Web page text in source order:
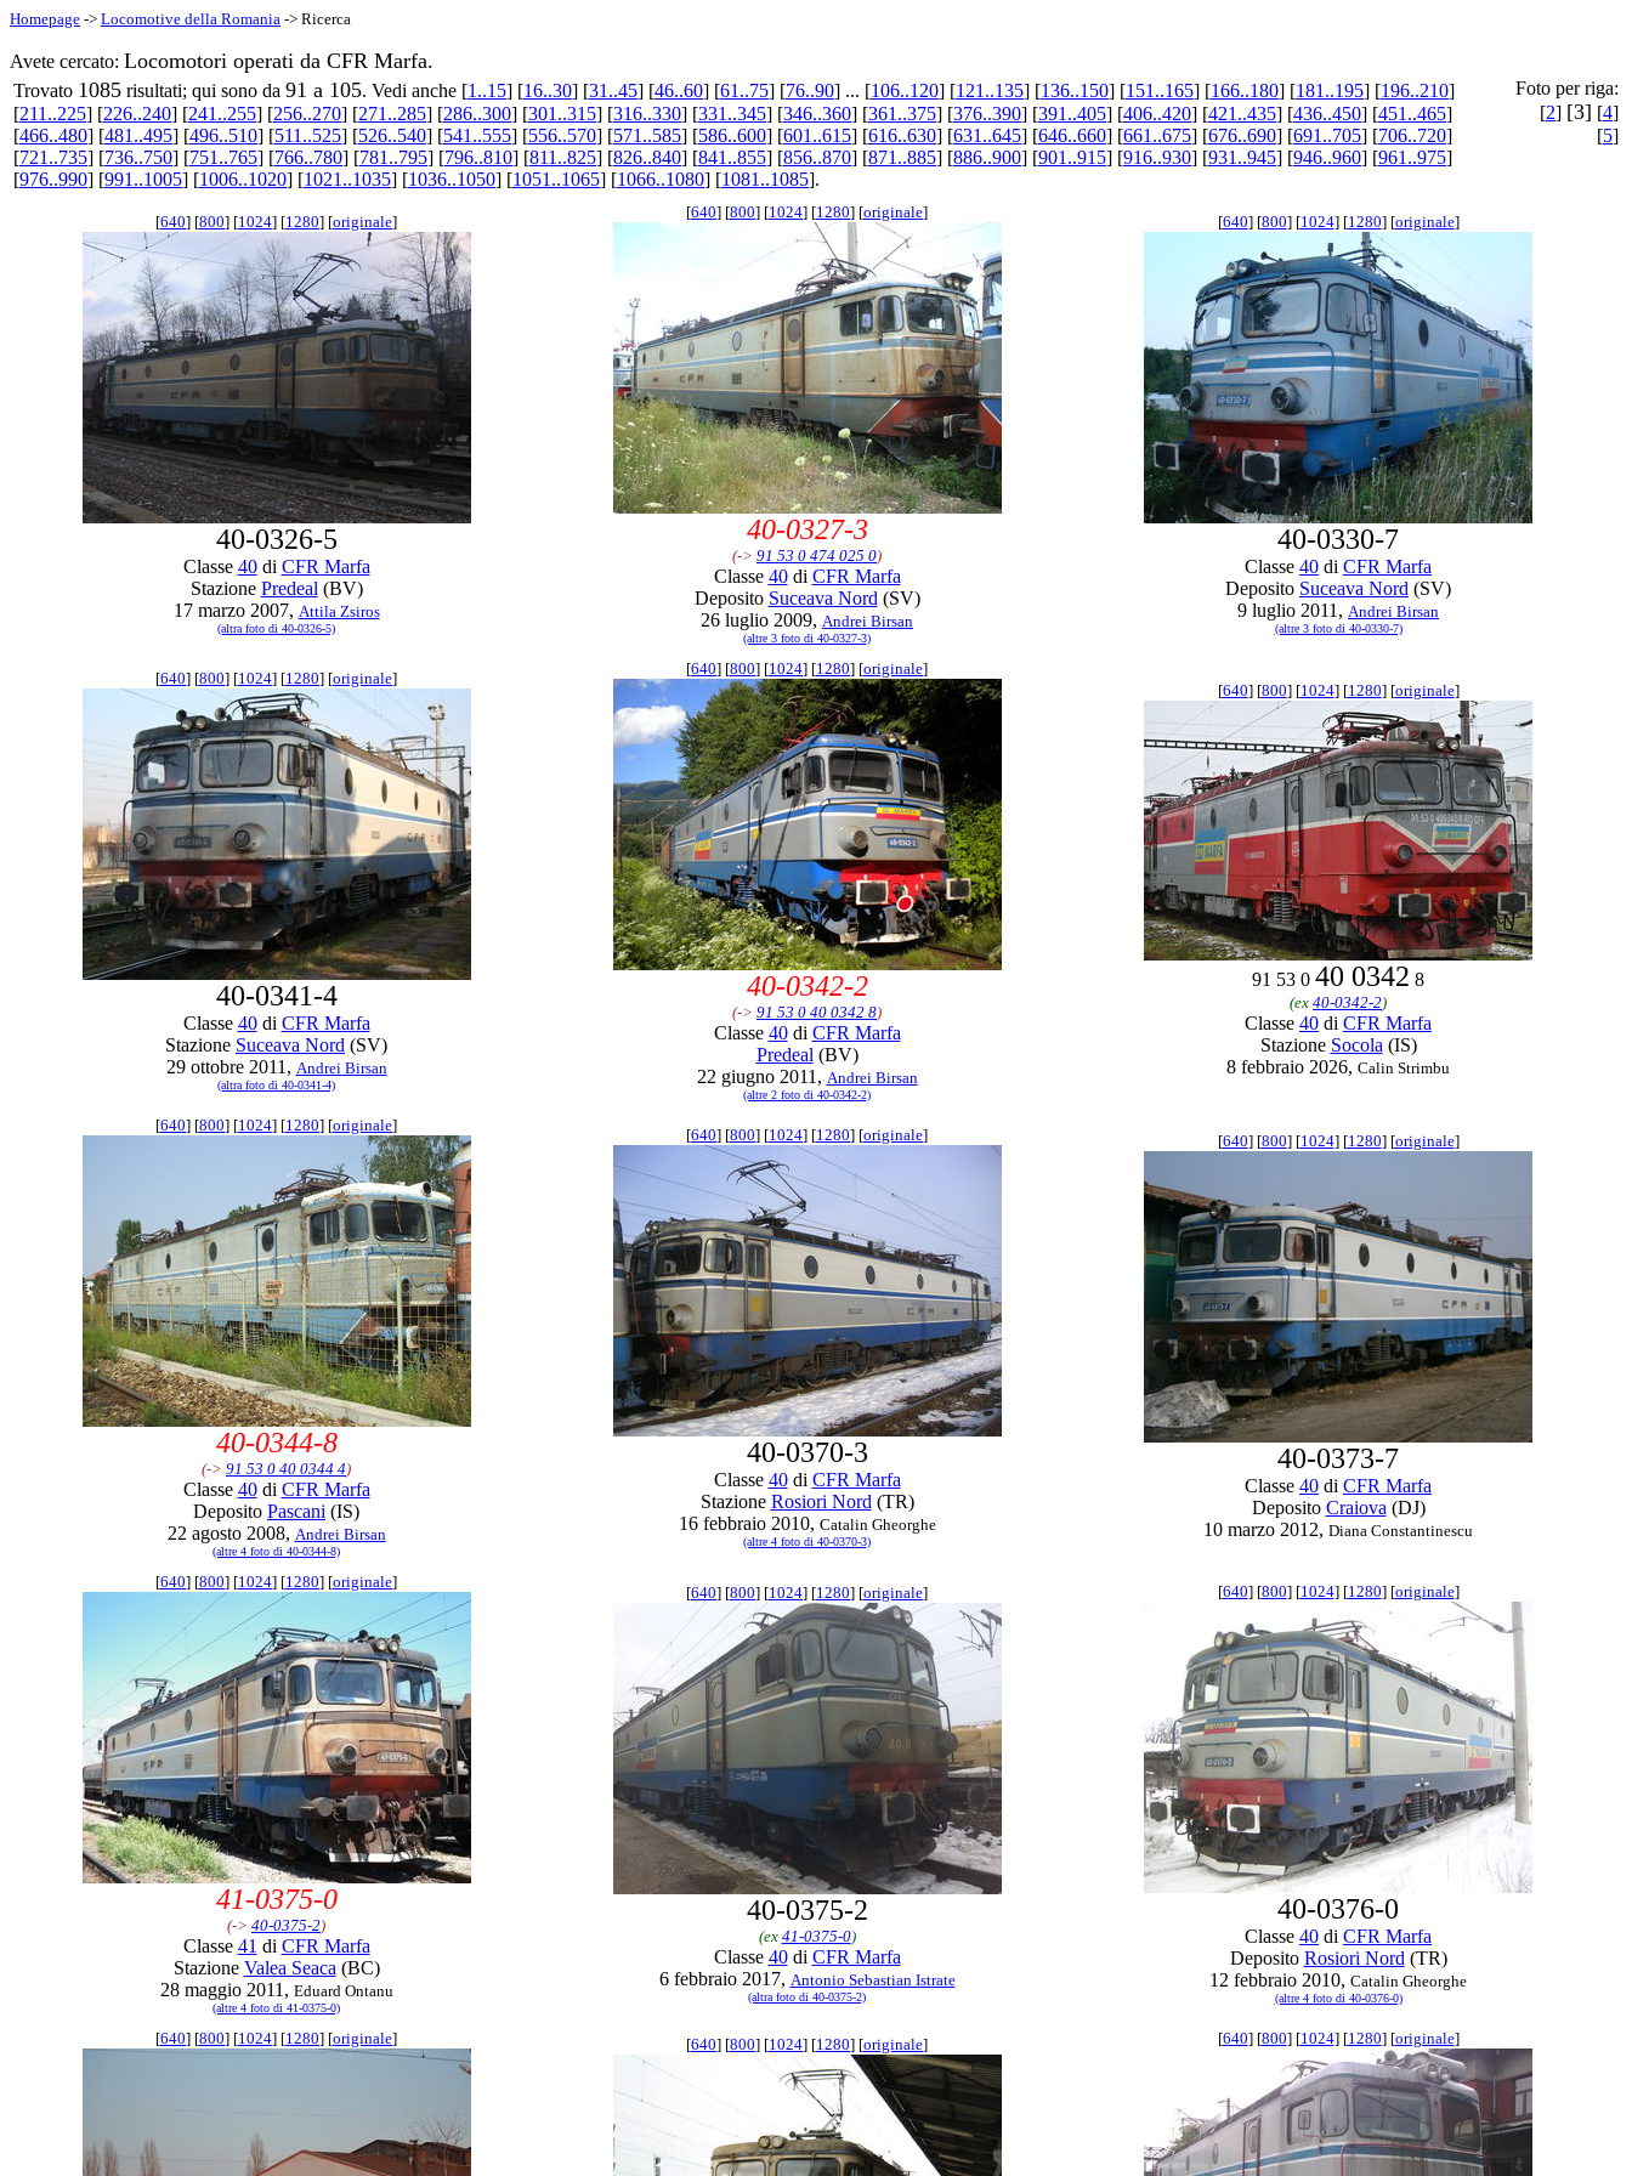
Homepage -> Locomotive della Romania -> Ricerca
Avete cercato: Locomotori operati da CFR Marfa.
Trovato 1085 risultati; qui sono da 91 a 105. Vedi anche [1..15] [16..30] [31..45] [46..60] [61..75] [76..90] ... [106..120] [121..135] [136..150] [151..165] [166..180] [181..195] [196..210]
[211..225] [226..240] [241..255] [256..270] [271..285] [286..300] [301..315] [316..330] [331..345] [346..360] [361..375] [376..390] [391..405] [406..420] [421..435] [436..450] [451..465]
[466..480] [481..495] [496..510] [511..525] [526..540] [541..555] [556..570] [571..585] [586..600] [601..615] [616..630] [631..645] [646..660] [661..675] [676..690] [691..705] [706..720]
[721..735] [736..750] [751..765] [766..780] [781..795] [796..810] [811..825] [826..840] [841..855] [856..870] [871..885] [886..900] [901..915] [916..930] [931..945] [946..960] [961..975]
[976..990] [991..1005] [1006..1020] [1021..1035] [1036..1050] [1051..1065] [1066..1080] [1081..1085].
Foto per riga:
[2] [3] [4]
[5]
[640] [800] [1024] [1280] [originale]
40-0326-5
Classe 40di CFR Marfa
Stazione Predeal (BV)
17 marzo 2007, Attila Zsiros
(altra foto di 40-0326-5)
[640] [800] [1024] [1280] [originale]
40-0327-3
(-> 91 53 0 474 025 0)
Classe 40di CFR Marfa
Deposito Suceava Nord (SV)
26 luglio 2009, Andrei Birsan
(altre 3 foto di 40-0327-3)
[640] [800] [1024] [1280] [originale]
40-0330-7
Classe 40 di CFR Marfa
Deposito Suceava Nord (SV)
9 luglio 2011, Andrei Birsan
(altre 3 foto di 40-0330-7)
[640] [800] [1024] [1280] [originale]
40-0341-4
Classe 40di CFR Marfa
Stazione Suceava Nord (SV)
29 ottobre 2011, Andrei Birsan
(altra foto di 40-0341-4)
[640] [800] [1024] [1280] [originale]
40-0342-2
(-> 91 53 0 40 0342 8)
Classe 40di CFR Marfa
Predeal (BV)
22 giugno 2011, Andrei Birsan
(altre 2 foto di 40-0342-2)
[640] [800] [1024] [1280] [originale]
91 53 0 40 0342 8
(ex 40-0342-2)
Classe 40 di CFR Marfa
Stazione Socola (IS)
8 febbraio 2026, Calin Strimbu
[640] [800] [1024] [1280] [originale]
40-0344-8
(-> 91 53 0 40 0344 4)
Classe 40di CFR Marfa
Deposito Pascani (IS)
22 agosto 2008, Andrei Birsan
(altre 4 foto di 40-0344-8)
[640] [800] [1024] [1280] [originale]
40-0370-3
Classe 40di CFR Marfa
Stazione Rosiori Nord (TR)
16 febbraio 2010, Catalin Gheorghe
(altre 4 foto di 40-0370-3)
[640] [800] [1024] [1280] [originale]
40-0373-7
Classe 40 di CFR Marfa
Deposito Craiova (DJ)
10 marzo 2012, Diana Constantinescu
[640] [800] [1024] [1280] [originale]
41-0375-0
(-> 40-0375-2)
Classe 41 di CFR Marfa
Stazione Valea Seaca (BC)
28 maggio 2011, Eduard Ontanu
(altre 4 foto di 41-0375-0)
[640] [800] [1024] [1280] [originale]
40-0375-2
(ex 41-0375-0)
Classe 40di CFR Marfa
6 febbraio 2017, Antonio Sebastian Istrate
(altra foto di 40-0375-2)
[640] [800] [1024] [1280] [originale]
40-0376-0
Classe 40 di CFR Marfa
Deposito Rosiori Nord (TR)
12 febbraio 2010, Catalin Gheorghe
(altre 4 foto di 40-0376-0)
[640] [800] [1024] [1280] [originale] [640] [800] [1024] [1280] [originale] [640] [800] [1024] [1280] [originale]